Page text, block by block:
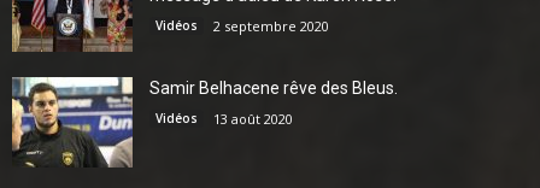
Vidéos 2 septembre 2020
Samir Belhacene rêve des Bleus.
Vidéos 13 août 2020